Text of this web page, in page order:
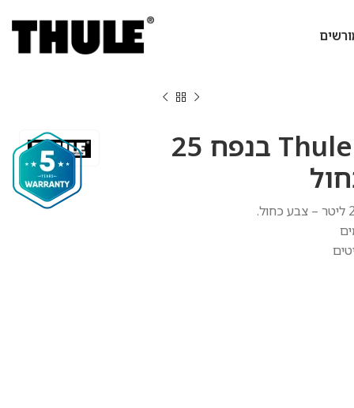
תיק Thule Shield בנפח 25
.